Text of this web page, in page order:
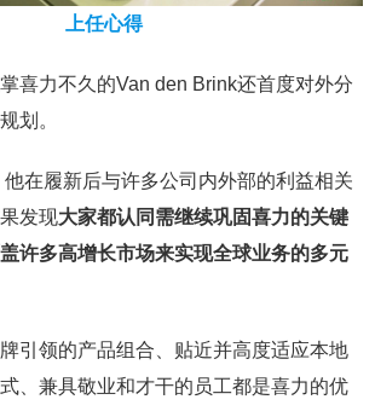
上任心得
喜力不久的Van den Brink还首度对外分
划。
在履新后与许多公司内外部的利益相关
发现大家都认同需继续巩固喜力的关键
许多高增长市场来实现全球业务的多元
引领的产品组合、贴近并高度适应本地
、兼具敬业和才干的员工都是喜力的优